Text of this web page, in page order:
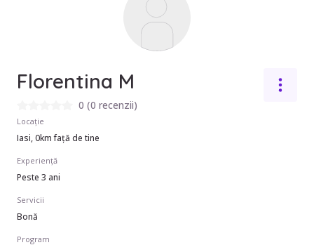
Florentina M
0 (0 recenzii)
Locație
Iasi, 0km față de tine
Experiență
Peste 3 ani
Servicii
Bonă
Program